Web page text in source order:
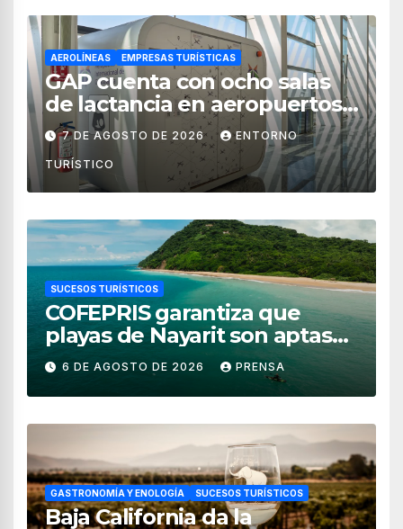
AEROLÍNEAS EMPRESAS TURÍSTICAS
GAP cuenta con ocho salas
de lactancia en aeropuertos
de México
7 DE AGOSTO DE 2026 ENTORNO
TURÍSTICO
SUCESOS TURÍSTICOS
COFEPRIS garantiza que
playas de Nayarit son aptas
para uso recreativo
6 DE AGOSTO DE 2026 PRENSA
GASTRONOMÍA Y ENOLOGÍA SUCESOS TURÍSTICOS
Baja California da la